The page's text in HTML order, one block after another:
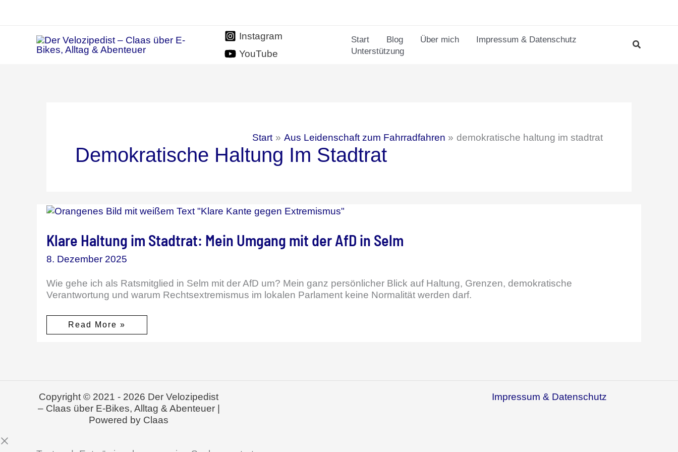
Instagram
YouTube
Start Blog Über mich
Impressum & Datenschutz
Unterstützung
Start Aus Leidenschaft zum Fahrradfahren demokratische haltung im stadtrat
Demokratische Haltung Im Stadtrat
Klare Haltung im Stadtrat: Mein Umgang mit der AfD in Selm
8. Dezember 2025
Wie gehe ich als Ratsmitglied in Selm mit der AfD um? Mein ganz persönlicher Blick auf Haltung, Grenzen, demokratische
Verantwortung und warum Rechtsextremismus im lokalen Parlament keine Normalität werden darf.
Klare
Haltung
in
Selm
Read More »
Copyright © 2021 - 2026 Der Velozipedist
– Claas über E-Bikes, Alltag & Abenteuer |
Powered by Claas
Impressum & Datenschutz